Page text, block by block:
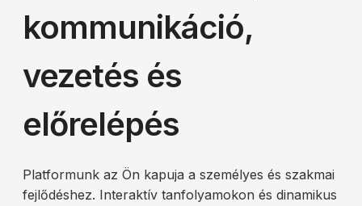
kommunikáció,
vezetés és
előrelépés
Platformunk az Ön kapuja a személyes és szakmai
fejlődéshez. Interaktív tanfolyamokon és dinamikus